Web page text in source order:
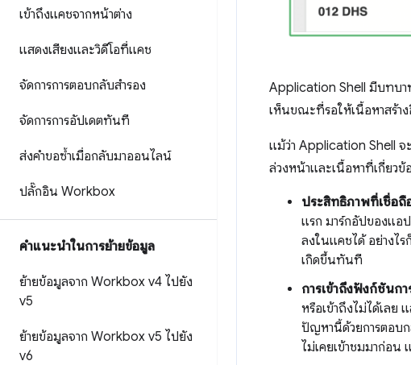
เข้าถึงแคชจากหน้าต่าง
แสดงเสียงและวิดีโอที่แคช
จัดการการตอบกลับสำรอง
จัดการการอัปเดตทันที
ส่งคำขอซ้ำเมื่อกลับมาออนไลน์
ปลั๊กอิน Workbox
คําแนะนําในการย้ายข้อมูล
ย้ายข้อมูลจาก Workbox v4 ไปยัง
v5
ย้ายข้อมูลจาก Workbox v5 ไปยัง
v6
Application Shell มีบทบ
เห็นขณะที่รอให้เนื้อหาสร้า
แม้ว่า Application Shell จ
ล่วงหน้าและเนื้อหาที่เกี่ยว
ประสิทธิภาพที่เชื่อถื
แรก มาร์กอัปของแอ
ลงในแคชได้ อย่างไร
เกิดขึ้นทันที
การเข้าถึงฟังก์ชันก
หรือเข้าถึงไม่ได้เลย
ปัญหานี้ด้วยการตอบก
ไม่เคยเข้าชมมาก่อ